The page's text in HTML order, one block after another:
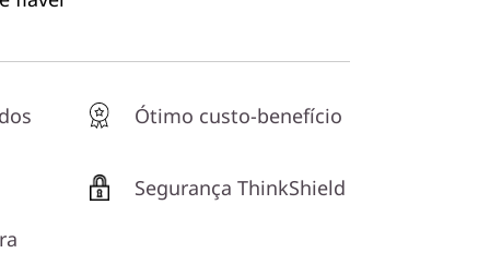
Ótimo custo-benefício
Segurança ThinkShield